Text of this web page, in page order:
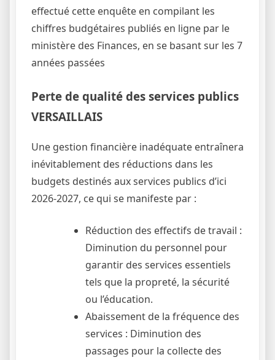
effectué cette enquête en compilant les
chiffres budgétaires publiés en ligne par le
ministère des Finances, en se basant sur les 7
années passées
Perte de qualité des services publics
VERSAILLAIS
Une gestion financière inadéquate entraînera
inévitablement des réductions dans les
budgets destinés aux services publics d’ici
2026-2027, ce qui se manifeste par :
Réduction des effectifs de travail :
Diminution du personnel pour
garantir des services essentiels
tels que la propreté, la sécurité
ou l’éducation.
Abaissement de la fréquence des
services : Diminution des
passages pour la collecte des